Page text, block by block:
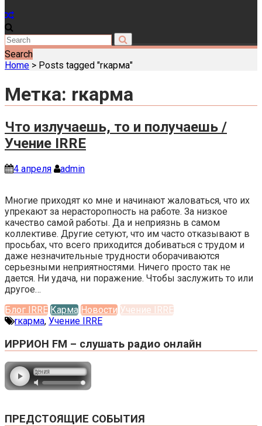
Search
Home > Posts tagged "rкарма"
Метка: rкарма
Что излучаешь, то и получаешь /
Учение IRRE
4 апреля admin
Многие приходят ко мне и начинают жаловаться, что их
упрекают за нерасторопность на работе. За низкое
качество самой работы. Да и неприязнь в самом
коллективе. Другие сетуют, что им часто отказывают в
просьбах, что всего приходится добиваться с трудом и
даже незначительные трудности оборачиваются
серьезными неприятностями. Ничего просто так не
дается. Ни удача, ни поражение. Чтобы заслужить то или
другое…
Блог IRRE Карма Новости Учение IRRE
rкарма, Учение IRRE
ИРРИОН FM – слушать радио онлайн
ПРЕДСТОЯЩИЕ СОБЫТИЯ